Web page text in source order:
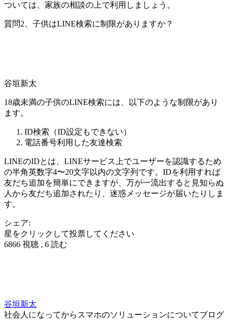
ついては、家族の相談の上で利用しましょう。
質問2、子供はLINE検索に制限がありますか？
谷垣新太
18歳未満の子供のLINE検索には、以下のような制限があり
ます。
ID検索（ID設定もできない）
電話番号利用した友達検索
LINEのIDとは、LINEサービス上でユーザーを認識するため
の半角英数字4〜20文字以内の文字列です。IDを利用すれば
友だち追加を簡単にできますが、万が一流出すると見知らぬ
人から友だち追加されたり、迷惑メッセージが届いたりしま
す。
シェア:
星をクリックして投票してください
6866 視聴 , 6 読む
谷垣新太
社会人になってからスマホのソリューションについてブログ